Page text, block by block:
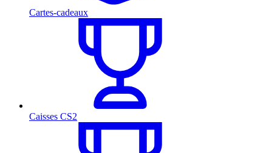
Cartes-cadeaux
Caisses CS2